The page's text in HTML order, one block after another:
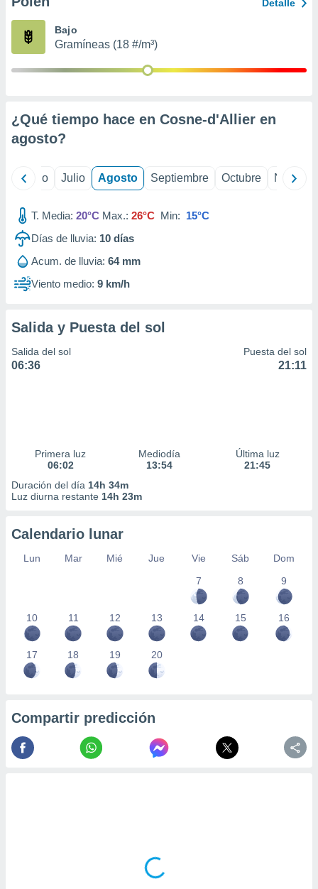
publicidad
1199
Detalle
Bajo
Gramíneas (18 #/m³)
¿Qué tiempo hace en Cosne-d'Allier en
agosto?
Junio Julio Agosto Septiembre Octubre
T. Media: 20°C Max.: 26°C Min: 15°C
Días de lluvia: 10 días
Acum. de lluvia: 64 mm
Viento medio: 9 km/h
Salida y Puesta del sol
Salida del sol
06:36
Puesta del sol
21:11
Primera luz
06:02
Mediodía
13:54
Última luz
21:45
Duración del día 14h 34m
Luz diurna restante 14h 23m
Calendario lunar
Lun Mar Mié Jue Vie Sáb
Dom
7
8 9
10 11 12 13 14 15 16
17 18 19 20
Compartir predicción